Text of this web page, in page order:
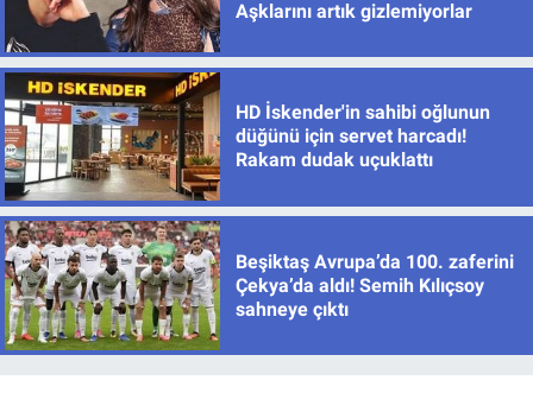
Aşklarını artık gizlemiyorlar
HD İskender'in sahibi oğlunun
düğünü için servet harcadı!
Rakam dudak uçuklattı
Beşiktaş Avrupa’da 100. zaferini
Çekya’da aldı! Semih Kılıçsoy
sahneye çıktı